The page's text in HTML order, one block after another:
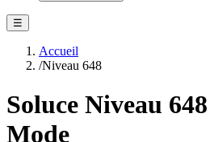
☰
Accueil
/Niveau 648
Soluce Niveau 648
Mode